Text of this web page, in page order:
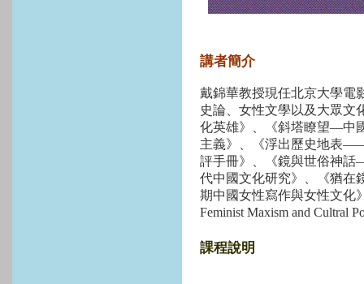
講者簡介
戴錦華教授現任北京大學電
史論、女性文學以及大眾文
化英雄》、《斜塔瞭望—中
主義》、《浮出歷史地表
評手冊》、《鏡與世俗神
代中國文化研究》、《猶
期中國女性寫作與女性文化
Feminist Maxism and Cultral
課程說明